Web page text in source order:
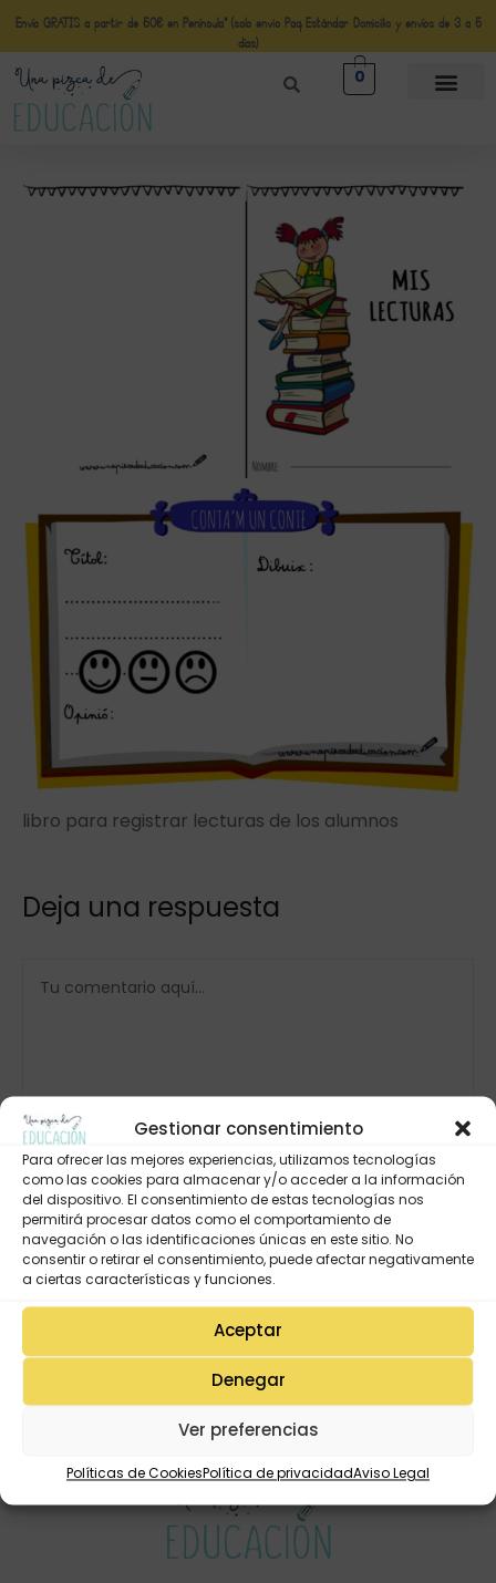
Gestionar consentimiento
Para ofrecer las mejores experiencias, utilizamos tecnologías
como las cookies para almacenar y/o acceder a la información
del dispositivo. El consentimiento de estas tecnologías nos
permitirá procesar datos como el comportamiento de
navegación o las identificaciones únicas en este sitio. No
consentir o retirar el consentimiento, puede afectar negativamente
a ciertas características y funciones.
Aceptar
Denegar
Ver preferencias
Políticas de CookiesPolítica de privacidadAviso Legal
Envío GRATIS a partir de 50€ en Península* (solo envio Paq Estándar Domicilio y envíos de 3 a 5
días)
0
libro para registrar lecturas de los alumnos
Deja una respuesta